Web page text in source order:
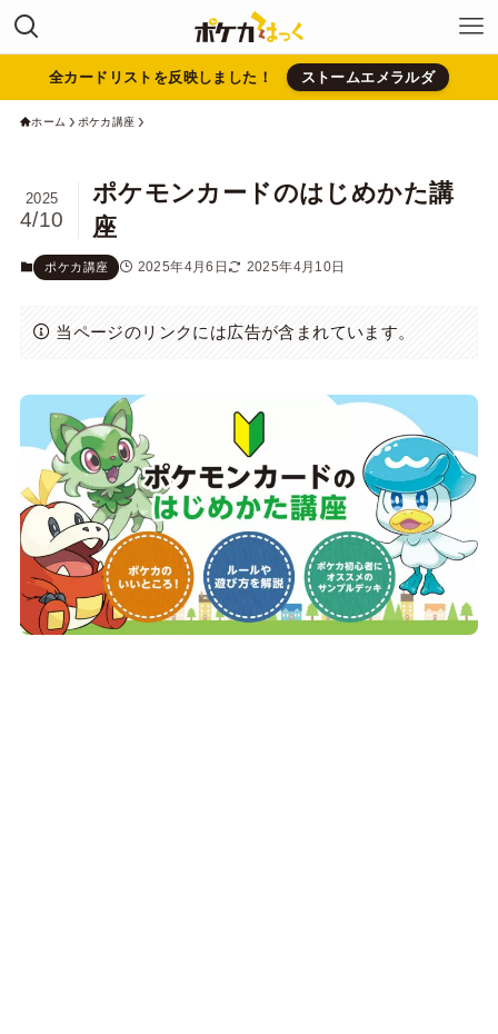
全カードリストを反映しました！ ストームエメラルダ
ホーム ポケカ講座
ポケモンカードのはじめかた講
座
2025
4/10
ポケカ講座 2025年4月6日 2025年4月10日
当ページのリンクには広告が含まれています。